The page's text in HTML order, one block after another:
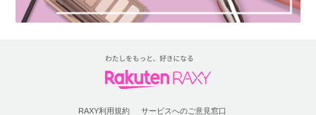
RAXY利用規約 サービスへのご意見窓口